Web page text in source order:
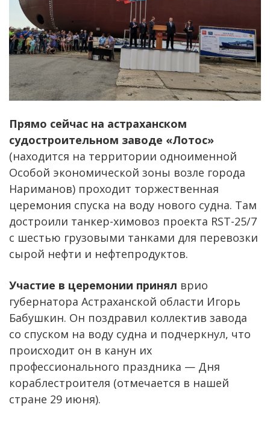
Прямо сейчас на астраханском
судостроительном заводе «Лотос»
(находится на территории одноименной
Особой экономической зоны возле города
Нариманов) проходит торжественная
церемония спуска на воду нового судна. Там
достроили танкер-химовоз проекта RST-25/7
с шестью грузовыми танками для перевозки
сырой нефти и нефтепродуктов.
Участие в церемонии принял врио
губернатора Астраханской области Игорь
Бабушкин. Он поздравил коллектив завода
со спуском на воду судна и подчеркнул, что
происходит он в канун их
профессионального праздника — Дня
кораблестроителя (отмечается в нашей
стране 29 июня).